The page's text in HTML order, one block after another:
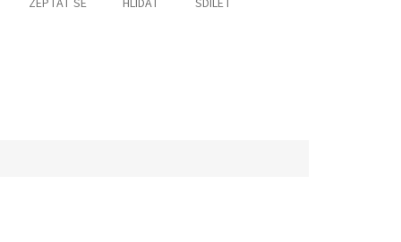
ZEPTAT SE HLÍDAT SDÍLET